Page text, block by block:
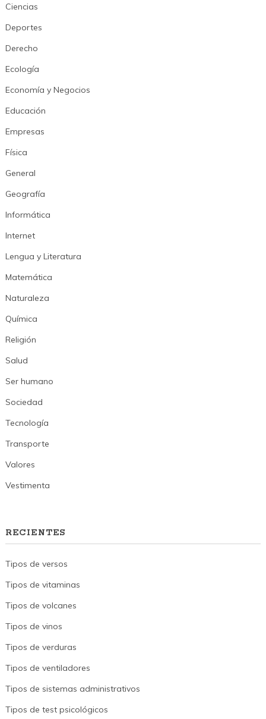
Ciencias
Deportes
Derecho
Ecología
Economía y Negocios
Educación
Empresas
Física
General
Geografía
Informática
Internet
Lengua y Literatura
Matemática
Naturaleza
Química
Religión
Salud
Ser humano
Sociedad
Tecnología
Transporte
Valores
Vestimenta
RECIENTES
Tipos de versos
Tipos de vitaminas
Tipos de volcanes
Tipos de vinos
Tipos de verduras
Tipos de ventiladores
Tipos de sistemas administrativos
Tipos de test psicológicos